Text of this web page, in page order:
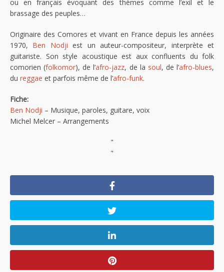
ou en français évoquant des thèmes comme l’exil et le
brassage des peuples…
Originaire des Comores et vivant en France depuis les années
1970, Ben Nodji est un auteur-compositeur, interprète et
guitariste. Son style acoustique est aux confluents du folk
comorien (folkomor), de l’afro-jazz, de la soul, de l’afro-blues,
du reggae et parfois même de l’afro-funk.
Fiche:
Ben Nodji – Musique, paroles, guitare, voix
Michel Melcer – Arrangements
"
"